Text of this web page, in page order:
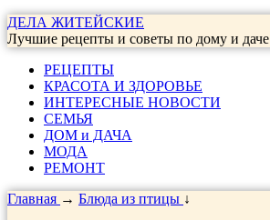
ДЕЛА ЖИТЕЙСКИЕ
Лучшие рецепты и советы по дому и даче
РЕЦЕПТЫ
КРАСОТА И ЗДОРОВЬЕ
ИНТЕРЕСНЫЕ НОВОСТИ
СЕМЬЯ
ДОМ и ДАЧА
МОДА
РЕМОНТ
Главная → Блюда из птицы ↓